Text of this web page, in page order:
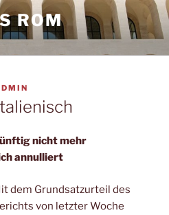
ROM
nicht mehr
annulliert
dem Grundsatzurteil des
von letzter Woche